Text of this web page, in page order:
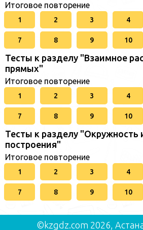
Итоговое повторение
1 2 3 4
7 8 9 10
Тесты к разделу "Взаимное
прямых"
Итоговое повторение
1 2 3 4
7 8 9 10
Тесты к разделу "Окружность
построения"
Итоговое повторение
1 2 3 4
7 8 9 10
©kzgdz.com 2026,